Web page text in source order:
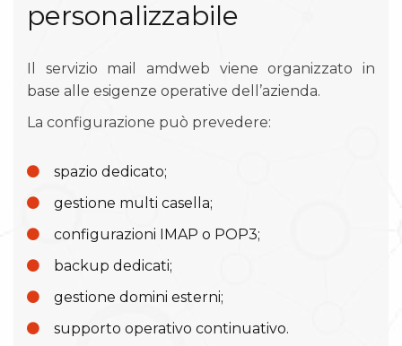
personalizzabile
Il servizio mail amdweb viene organizzato in
base alle esigenze operative dell’azienda.
La configurazione può prevedere:
spazio dedicato;
gestione multi casella;
configurazioni IMAP o POP3;
backup dedicati;
gestione domini esterni;
supporto operativo continuativo.